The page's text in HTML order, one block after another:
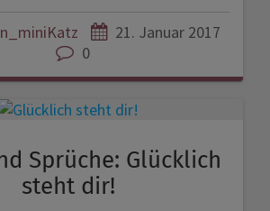
21. Januar 2017
0
Sprüche: Glücklich
steht dir!